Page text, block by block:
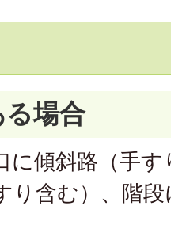
場合
に傾斜路（手
り含む）、階